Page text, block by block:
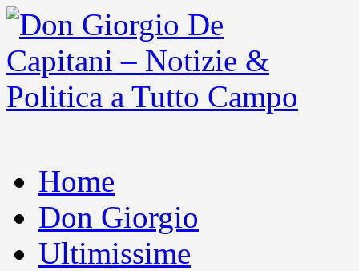
Home
Don Giorgio
Ultimissime